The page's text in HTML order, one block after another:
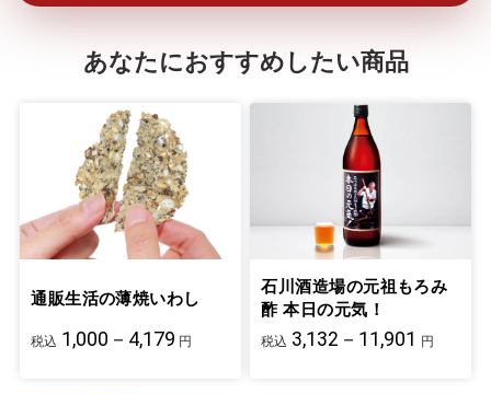
あなたにおすすめしたい商品
通販生活の薄焼いわし
税込 1,000－4,179 円
石川酒造場の元祖もろみ
酢 本日の元気！
税込 3,132－11,901 円